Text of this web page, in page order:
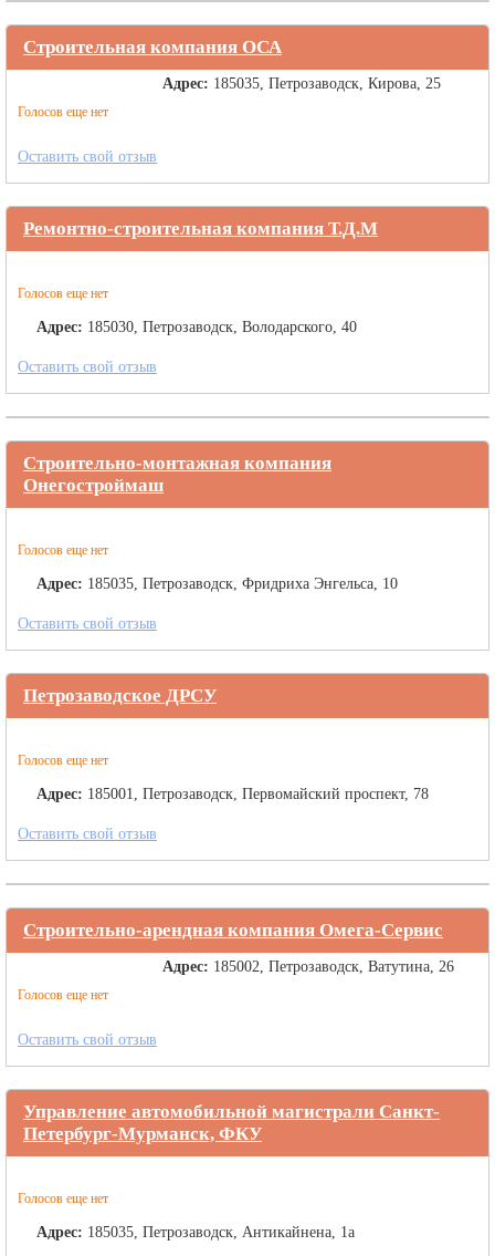
Строительная компания ОСА
Голосов еще нет
Адрес: 185035, Петрозаводск, Кирова, 25
Оставить свой отзыв
Ремонтно-строительная компания Т.Д.М
Голосов еще нет
Адрес: 185030, Петрозаводск, Володарского, 40
Оставить свой отзыв
Строительно-монтажная компания
Онегостроймаш
Голосов еще нет
Адрес: 185035, Петрозаводск, Фридриха Энгельса, 10
Оставить свой отзыв
Петрозаводское ДРСУ
Голосов еще нет
Адрес: 185001, Петрозаводск, Первомайский проспект, 78
Оставить свой отзыв
Строительно-арендная компания Омега-Сервис
Голосов еще нет
Адрес: 185002, Петрозаводск, Ватутина, 26
Оставить свой отзыв
Управление автомобильной магистрали Санкт-
Петербург-Мурманск, ФКУ
Голосов еще нет
Адрес: 185035, Петрозаводск, Антикайнена, 1а